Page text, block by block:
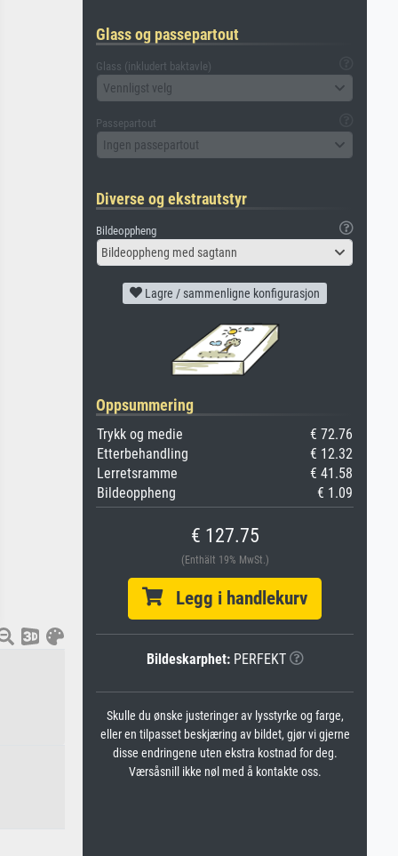
Glass og passepartout
Glass (inkludert baktavle)
Vennligst velg
Passepartout
Ingen passepartout
Diverse og ekstrautstyr
Bildeoppheng
Bildeoppheng med sagtann
Lagre / sammenligne konfigurasjon
Oppsummering
Trykk og medie
€ 72.76
Etterbehandling
€ 12.32
Lerretsramme
€ 41.58
Bildeoppheng
€ 1.09
€ 127.75
(Enthält 19% MwSt.)
Legg i handlekurv
Bildeskarphet:PERFEKT
Skulle du ønske justeringer av lysstyrke og farge,
eller en tilpasset beskjæring av bildet, gjør vi gjerne
disse endringene uten ekstra kostnad for deg.
Værsåsnill ikke nøl med å kontakte oss.